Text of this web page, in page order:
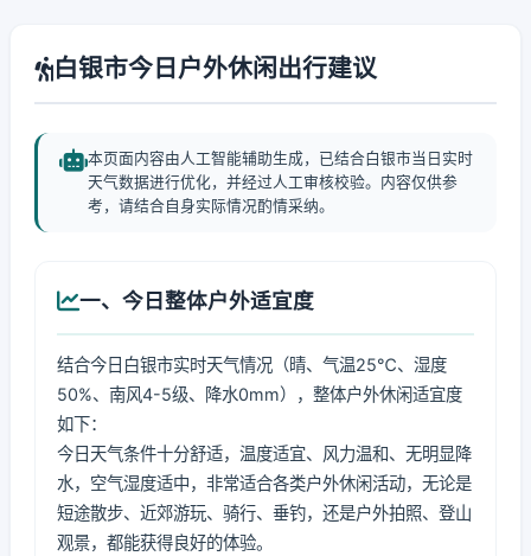
白银市今日户外休闲出行建议
本页面内容由人工智能辅助生成，已结合白银市当日实时
天气数据进行优化，并经过人工审核校验。内容仅供参
考，请结合自身实际情况酌情采纳。
一、今日整体户外适宜度
结合今日白银市实时天气情况（晴、气温25℃、湿度
50%、南风4-5级、降水0mm），整体户外休闲适宜度
如下：
今日天气条件十分舒适，温度适宜、风力温和、无明显降
水，空气湿度适中，非常适合各类户外休闲活动，无论是
短途散步、近郊游玩、骑行、垂钓，还是户外拍照、登山
观景，都能获得良好的体验。